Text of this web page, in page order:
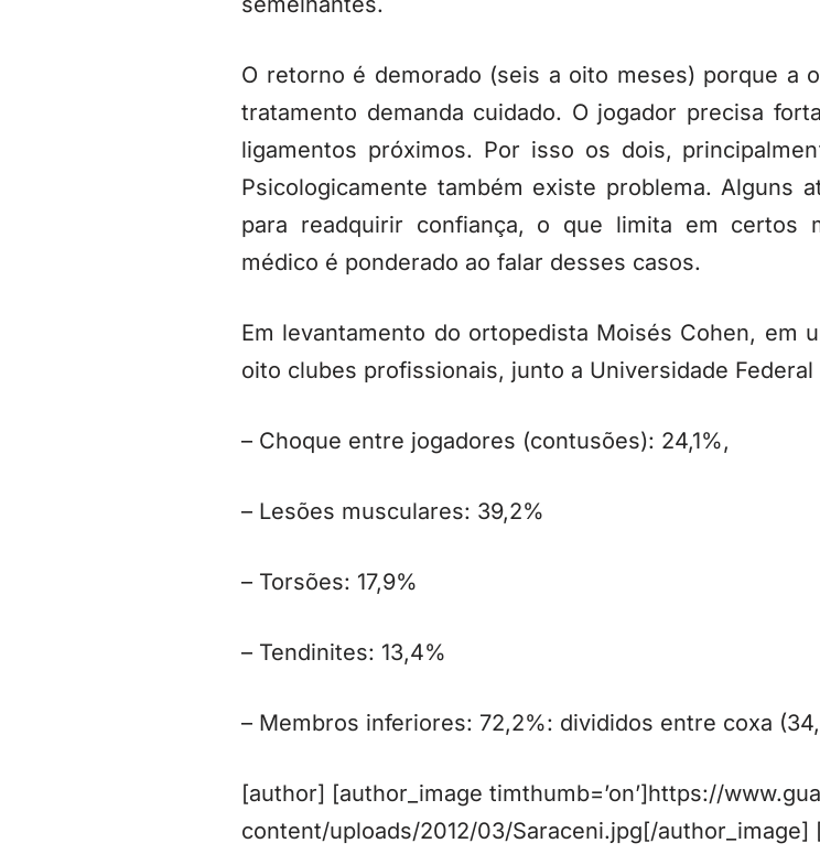
O retorno é demorado (seis a oito meses) porque a
tratamento demanda cuidado. O jogador precisa
ligamentos próximos. Por isso os dois,
Psicologicamente também existe problema. Alguns
para readquirir confiança, o que limita em certos
médico é ponderado ao falar desses casos.
Em levantamento do ortopedista Moisés Cohen, em
oito clubes profissionais, junto a Universidade Federal
– Choque entre jogadores (contusões): 24,1%,
– Lesões musculares: 39,2%
– Torsões: 17,9%
– Tendinites: 13,4%
– Membros inferiores: 72,2%: divididos entre coxa
[author] [author_image timthumb=’on’]https://
content/uploads/2012/03/Saraceni.jpg[/author_image]